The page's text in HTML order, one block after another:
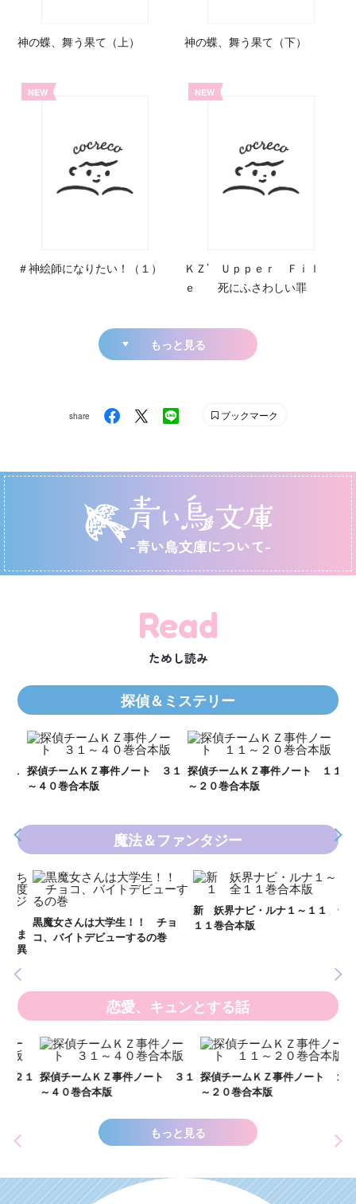
神の蝶、舞う果て（上） 神の蝶、舞う果て（下）
NEW
＃神絵師になりたい！（１）
NEW
ＫＺ’ Ｕｐｐｅｒ Ｆｉｌ
ｅ 死にふさわしい罪
もっと見る
share ブックマーク
-青い鳥文庫について-
Read
ためし読み
探偵＆ミステリー
探偵チームＫＺ事件ノート ３１
～４０巻合本版
探偵チームＫＺ事件ノート １１
～２０巻合本版
魔法＆ファンタジー
黒魔女さんは大学生！！ チョ
コ、バイトデビューするの巻
新 妖界ナビ・ルナ１～１１ 全
１１巻合本版
恋愛、キュンとする話
探偵チームＫＺ事件ノート ３１
～４０巻合本版
探偵チームＫＺ事件ノート １１
～２０巻合本版
もっと見る